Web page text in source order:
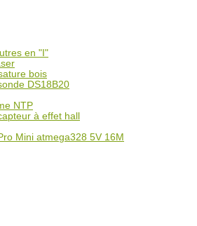
en "I"
bois
DS18B20
NTP
à effet hall
Mini atmega328 5V 16M